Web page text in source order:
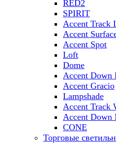
RED2
SPIRIT
Accent Track
Accent
Accent Spot
Loft
Dome
Accent Down
Accent Gracio
Lampshade
Accent Track
Accent Down
CONE
Торговые